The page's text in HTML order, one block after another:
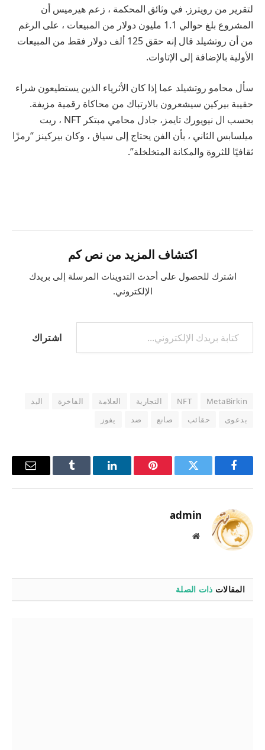
لتقرير من رويترز . في وثائق المحكمة ، زعم هيرميس أن
المشروع بلغ حوالي 1.1 مليون دولار من المبيعات ، على الرغم
من أن روتشيلد قال إنه حقق 125 ألف دولار فقط من المبيعات
الأولية بالإضافة إلى الإتاوات.
سأل محامو روتشيلد عما إذا كان الأثرياء الذين يستطيعون شراء
حقيبة بيركين سيشعرون بالارتباك من محاكاة رقمية مزيفة.
بحسب ال نيويورك تايمز
، جادل محامي مبتكر NFT ، ريت
ميلسابس الثاني ، بأن الفن يحتاج إلى سياق ، وكان بيركينز “رمزًا
ثقافيًا للثروة والمكانة المتخلخلة”.
اكتشاف المزيد من نص كم
اشترك للحصول على أحدث التدوينات المرسلة إلى بريدك
الإلكتروني.
كتابة بريدك الإلكتروني...
اشتراك
MetaBirkin
NFT التجارية العلامة الفاخرة
اليد
بدعوى
حقائب صانع ضد يفوز
فيسبوك تويتر بينتيريستلينكدإن Tumblr
البريد
admin
موقع
المقالات ذات الصلة